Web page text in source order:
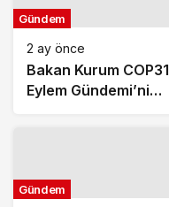
Gündem
2 ay önce
Bakan Kurum COP31
Eylem Gündemi’ni
Gündem